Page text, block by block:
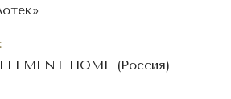
HOME (Россия)